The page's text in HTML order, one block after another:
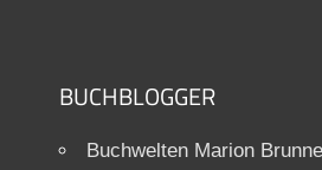
BUCHBLOGGER
Buchwelten Marion